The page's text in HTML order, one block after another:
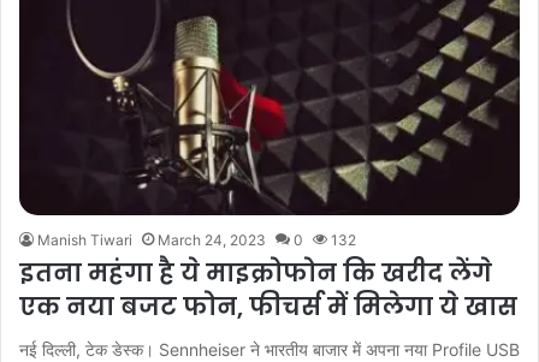
Manish Tiwari March 24, 2023 0 132
इतना महंगा है ये माइक्रोफोन कि खरीद लेंगे
एक नया बजट फोन, फीचर्स में मिलेगा ये खास
नई दिल्ली, टेक डेस्क। Sennheiser ने भारतीय बाजार में अपना नया Profile USB